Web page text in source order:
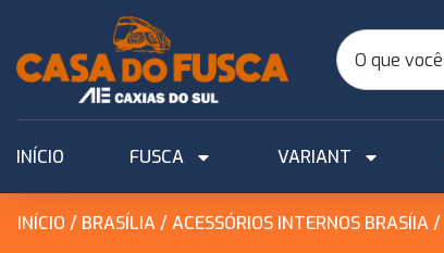
INÍCIO FUSCA VARIANT
INÍCIO / BRASÍLIA/ACESSÓRIOS INTERNOS BRASÍIA/